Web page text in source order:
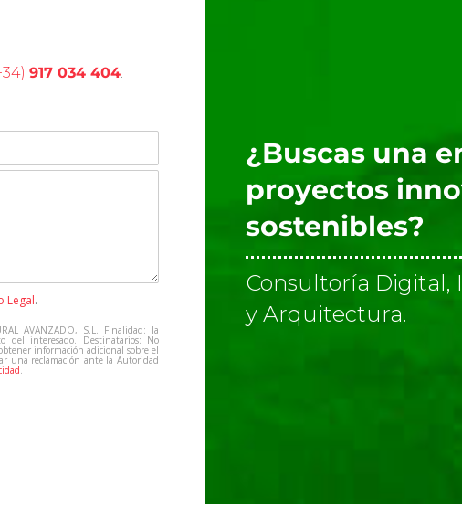
917 034 404.
Legal.
AVANZADO, S.L. Finalidad: la
del interesado. Destinatarios: No
información adicional sobre el
una reclamación ante la Autoridad
.
¿Buscas una
proyectos
sostenibles?
Consultoría Digital,
y Arquitectura.